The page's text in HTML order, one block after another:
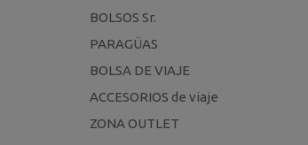
BOLSOS Sr.
PARAGÜAS
BOLSA DE VIAJE
ACCESORIOS de viaje
ZONA OUTLET